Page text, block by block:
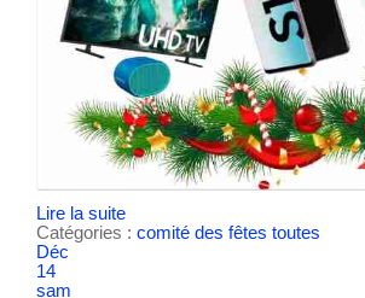
Lire la suite
Catégories : comité des fêtes toutes
Déc
14
sam